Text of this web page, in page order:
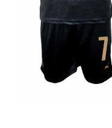
Zaključek nakupa